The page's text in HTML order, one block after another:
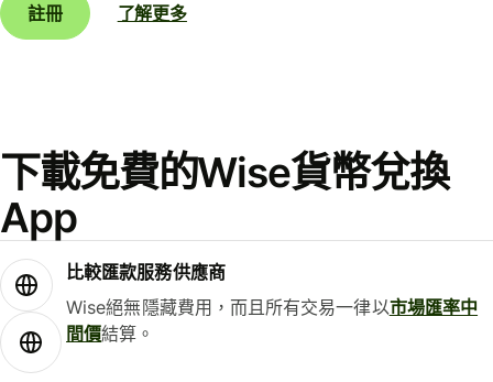
註冊
了解更多
下載免費的Wise貨幣兌換
App
比較匯款服務供應商
Wise絕無隱藏費用，而且所有交易一律以市場匯率中
間價結算。